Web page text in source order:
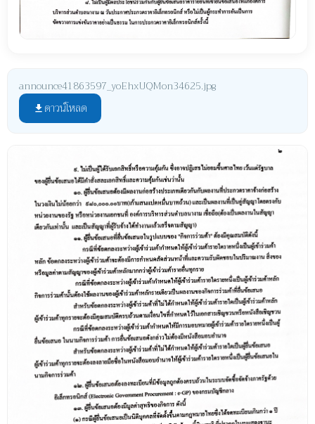
announce41863597_yoEhxUQMon34625.jpg
file_download ดาวน์โหลด